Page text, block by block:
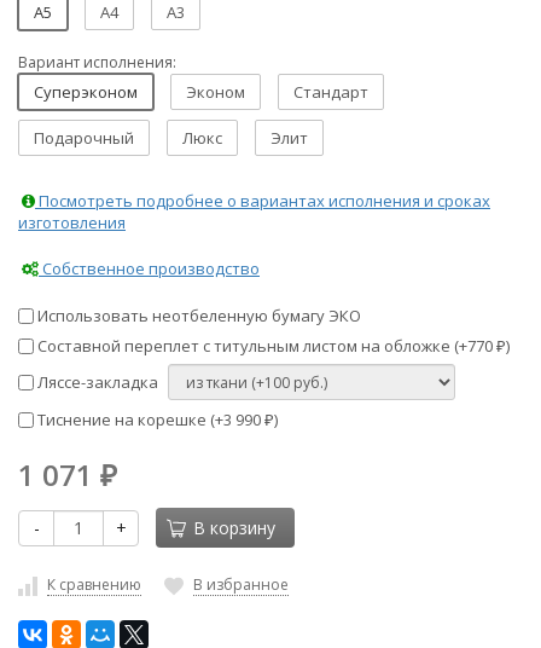
A5 A4 A3
Вариант исполнения:
Суперэконом Эконом Стандарт
Подарочный Люкс Элит
Посмотреть подробнее о вариантах исполнения и сроках
изготовления
Собственное производство
Использовать неотбеленную бумагу ЭКО
Составной переплет с титульным листом на обложке (+770 ₽)
Ляссе-закладка
Тиснение на корешке (+3 990 ₽)
1 071 ₽
- + В корзину
К сравнению В избранное